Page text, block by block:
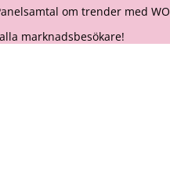
om trender med
marknadsbesökare!